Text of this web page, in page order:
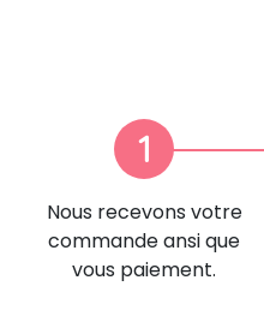
1
Nous recevons votre
commande ansi que
vous paiement.